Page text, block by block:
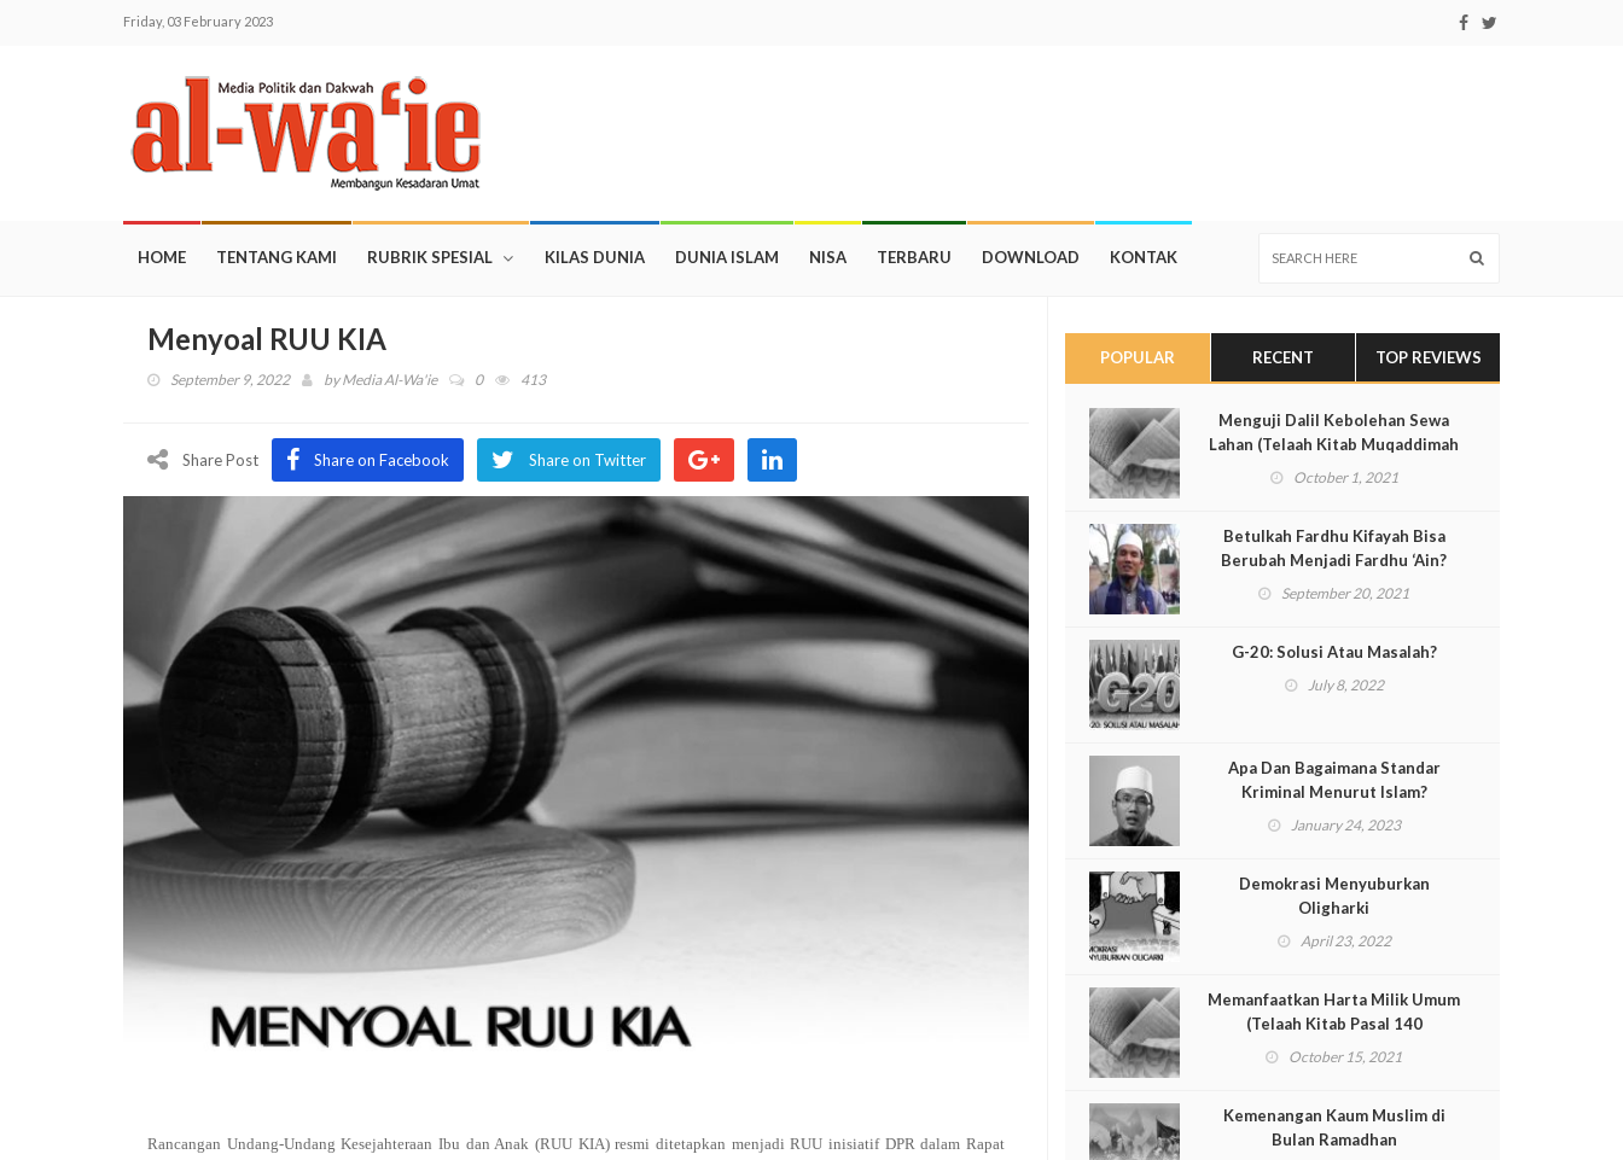
Friday, 03 February 2023
HOME TENTANG KAMI RUBRIK SPESIAL KILAS DUNIA DUNIA ISLAM NISA TERBARU DOWNLOAD KONTAK
Menyoal RUU KIA
September 9, 2022 byMedia Al-Wa'ie 0 413
Share Post Share on Facebook Share on Twitter
Rancangan Undang-Undang Kesejahteraan Ibu dan Anak (RUU KIA) resmi ditetapkan menjadi RUU inisiatif DPR dalam Rapat
POPULAR RECENT TOP REVIEWS
Menguji Dalil Kebolehan Sewa
Lahan (Telaah Kitab Muqaddimah
ad-Dustur Pasal 135-Lanjutan)
October 1, 2021
Betulkah Fardhu Kifayah Bisa
Berubah Menjadi Fardhu ‘Ain?
September 20, 2021
G-20: Solusi Atau Masalah?
July 8, 2022
Apa Dan Bagaimana Standar
Kriminal Menurut Islam?
January 24, 2023
Demokrasi Menyuburkan
Oligharki
April 23, 2022
Memanfaatkan Harta Milik Umum
(Telaah Kitab Pasal 140
Muqaddimah al-Dustur)
October 15, 2021
Kemenangan Kaum Muslim di
Bulan Ramadhan